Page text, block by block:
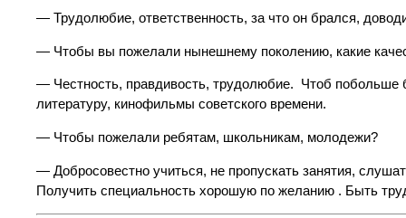
— Трудолюбие, ответственность, за что он брался,
— Чтобы вы пожелали нынешнему поколению, какие
— Честность, правдивость, трудолюбие. Чтоб побольше
литературу, кинофильмы советского времени.
— Чтобы пожелали ребятам, школьникам, молодежи?
— Добросовестно учиться, не пропускать занятия,
Получить специальность хорошую по желанию . Быть